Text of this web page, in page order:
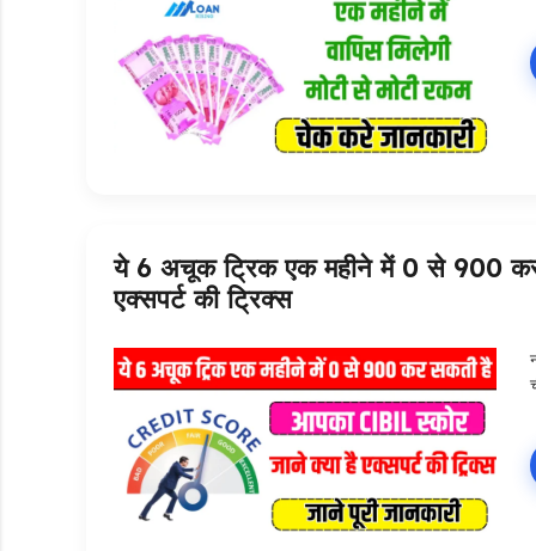
ये 6 अचूक ट्रिक एक महीने में 0 से 900
एक्सपर्ट की ट्रिक्स